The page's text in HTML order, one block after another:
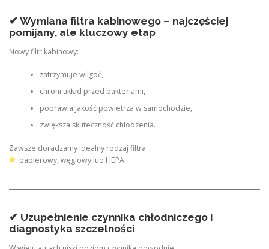
✔ Wymiana filtra kabinowego – najczęściej
pomijany, ale kluczowy etap
Nowy filtr kabinowy:
zatrzymuje wilgoć,
chroni układ przed bakteriami,
poprawia jakość powietrza w samochodzie,
zwiększa skuteczność chłodzenia.
Zawsze doradzamy idealny rodzaj filtra:
papierowy, węglowy lub HEPA.
✔ Uzupełnienie czynnika chłodniczego i
diagnostyka szczelności